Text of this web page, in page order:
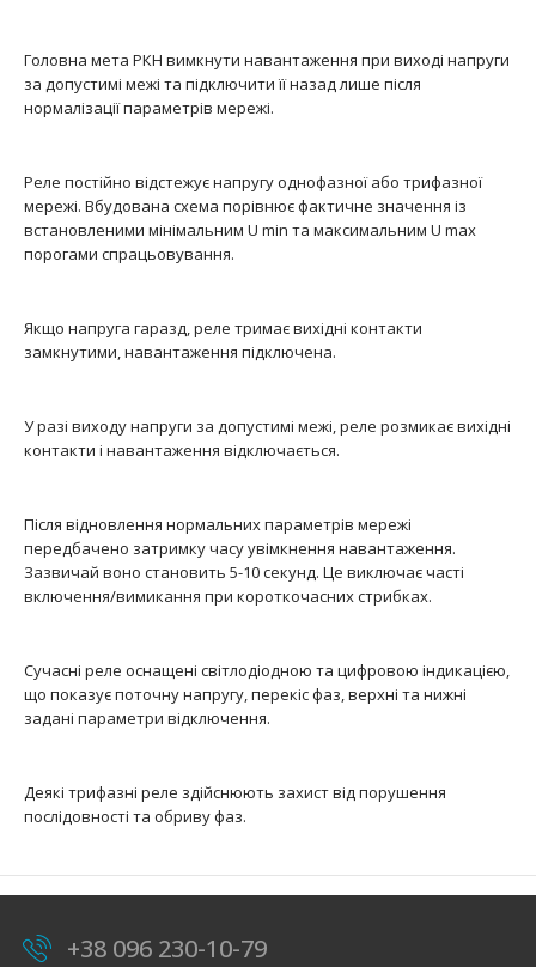
Реле контролю напруги HRN-35
..
Реле контролю напруги HRN-43 230V AC
..
Головна мета РКН вимкнути навантаження при виході напруги
за допустимі межі та підключити її назад лише після
нормалізації параметрів мережі.
Реле постійно відстежує напругу однофазної або трифазної
мережі. Вбудована схема порівнює фактичне значення із
встановленими мінімальним U min та максимальним U max
порогами спрацьовування.
Якщо напруга гаразд, реле тримає вихідні контакти
замкнутими, навантаження підключена.
У разі виходу напруги за допустимі межі, реле розмикає вихідні
контакти і навантаження відключається.
Після відновлення нормальних параметрів мережі
передбачено затримку часу увімкнення навантаження.
Зазвичай воно становить 5-10 секунд. Це виключає часті
включення/вимикання при короткочасних стрибках.
Сучасні реле оснащені світлодіодною та цифровою індикацією,
що показує поточну напругу, перекіс фаз, верхні та нижні
задані параметри відключення.
Деякі трифазні реле здійснюють захист від порушення
послідовності та обриву фаз.
+38 096 230-10-79